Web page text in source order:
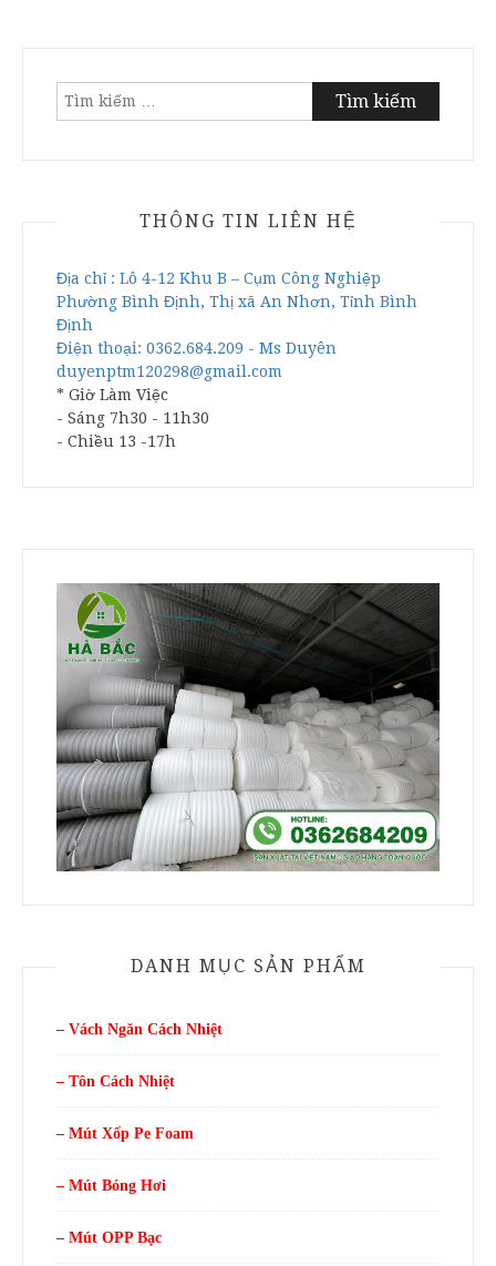
viết
Tìm
THÔNG TIN LIÊN HỆ
Địa chỉ : Lô 4-12 Khu B – Cụm Công Nghiệp
Phường Bình Định, Thị xã An Nhơn, Tỉnh Bình
Định
Điện thoại: 0362.684.209 - Ms Duyên
duyenptm120298@gmail.com
* Giờ Làm Việc
- Sáng 7h30 - 11h30
- Chiều 13 -17h
DANH MỤC SẢN PHẨM
– Vách Ngăn Cách Nhiệt
– Tôn Cách Nhiệt
– Mút Xốp Pe Foam
– Mút Bóng Hơi
– Mút OPP Bạc